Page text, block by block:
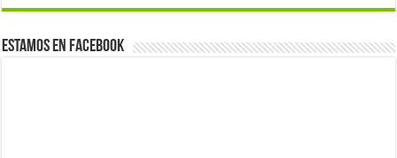
Estamos en Facebook